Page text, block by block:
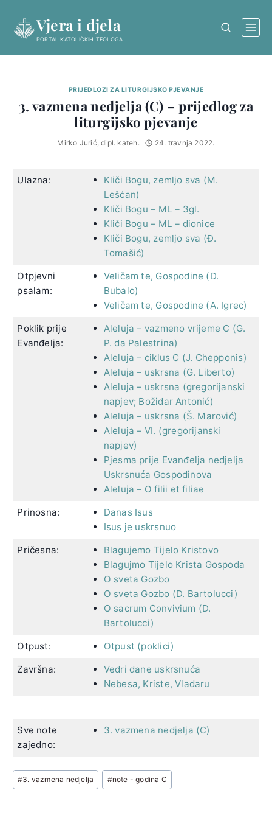
content
Vjera i djela
PORTAL KATOLIČKIH TEOLOGA
PRIJEDLOZI ZA LITURGIJSKO PJEVANJE
3. vazmena nedjelja (C) – prijedlog za
liturgijsko pjevanje
Mirko Jurić, dipl. kateh. 24. travnja 2022.
Ulazna:
Kliči Bogu, zemljo sva (M.
Lešćan)
Kliči Bogu – ML – 3gl.
Kliči Bogu – ML – dionice
Kliči Bogu, zemljo sva (Đ.
Tomašić)
Otpjevni
psalam:
Veličam te, Gospodine (D.
Bubalo)
Veličam te, Gospodine (A. Igrec)
Poklik prije
Evanđelja:
Aleluja – vazmeno vrijeme C (G.
P. da Palestrina)
Aleluja – ciklus C (J. Chepponis)
Aleluja – uskrsna (G. Liberto)
Aleluja – uskrsna (gregorijanski
napjev; Božidar Antonić)
Aleluja – uskrsna (Š. Marović)
Aleluja – VI. (gregorijanski
napjev)
Pjesma prije Evanđelja nedjelja
Uskrsnuća Gospodinova
Aleluja – O filii et filiae
Prinosna:
Danas Isus
Isus je uskrsnuo
Pričesna:
Blagujemo Tijelo Kristovo
Blagujmo Tijelo Krista Gospoda
O sveta Gozbo
O sveta Gozbo (D. Bartolucci)
O sacrum Convivium (D.
Bartolucci)
Otpust:
Otpust (poklici)
Završna:
Vedri dane uskrsnuća
Nebesa, Kriste, Vladaru
Sve note
zajedno:
3. vazmena nedjelja (C)
Post
Tags:
#3. vazmena nedjelja #note - godina C